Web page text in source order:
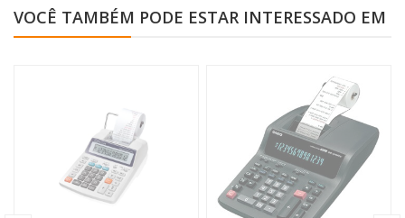
VOCÊ TAMBÉM PODE ESTAR INTERESSADO EM